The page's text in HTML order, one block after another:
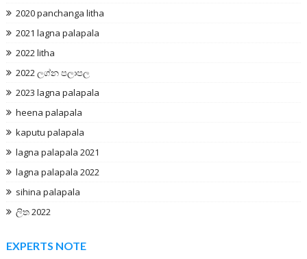
2020 panchanga litha
2021 lagna palapala
2022 litha
2022 ලග්න පලාපල
2023 lagna palapala
heena palapala
kaputu palapala
lagna palapala 2021
lagna palapala 2022
sihina palapala
ලිත 2022
EXPERTS NOTE